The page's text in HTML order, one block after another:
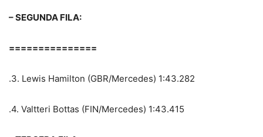
– SEGUNDA FILA:
===============
.3. Lewis Hamilton (GBR/Mercedes) 1:43.282
.4. Valtteri Bottas (FIN/Mercedes) 1:43.415